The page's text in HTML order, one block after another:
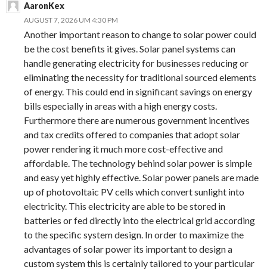
AaronKex
AUGUST 7, 2026 UM 4:30 PM
Another important reason to change to solar power could
be the cost benefits it gives. Solar panel systems can
handle generating electricity for businesses reducing or
eliminating the necessity for traditional sourced elements
of energy. This could end in significant savings on energy
bills especially in areas with a high energy costs.
Furthermore there are numerous government incentives
and tax credits offered to companies that adopt solar
power rendering it much more cost-effective and
affordable. The technology behind solar power is simple
and easy yet highly effective. Solar power panels are made
up of photovoltaic PV cells which convert sunlight into
electricity. This electricity are able to be stored in
batteries or fed directly into the electrical grid according
to the specific system design. In order to maximize the
advantages of solar power its important to design a
custom system this is certainly tailored to your particular